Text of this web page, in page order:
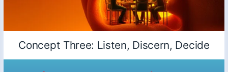
Concept Three: Listen, Discern, Decide